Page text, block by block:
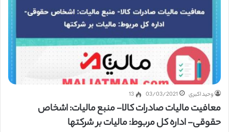
وحید اکبری 03/03/2021
13
معافیت مالیات صادرات کالا- منبع مالیات: اشخاص
حقوقی- اداره کل مربوط: مالیات بر شرکتها